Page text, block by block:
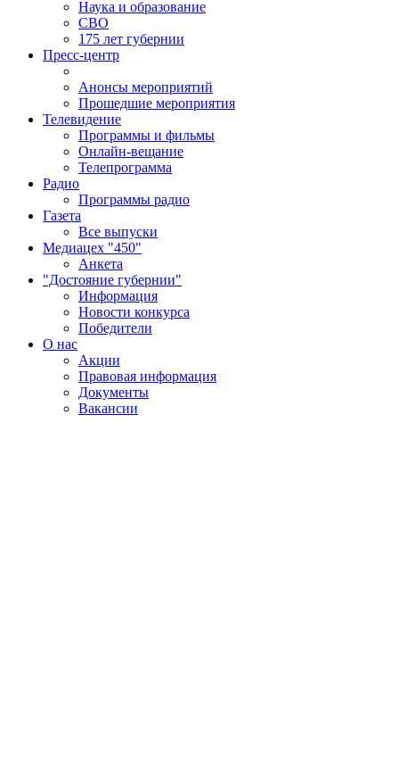
Наука и образование
СВО
175 лет губернии
Пресс-центр
Анонсы мероприятий
Прошедшие мероприятия
Телевидение
Программы и фильмы
Онлайн-вещание
Телепрограмма
Радио
Программы радио
Газета
Все выпуски
Медиацех "450"
Анкета
"Достояние губернии"
Информация
Новости конкурса
Победители
О нас
Акции
Правовая информация
Документы
Вакансии